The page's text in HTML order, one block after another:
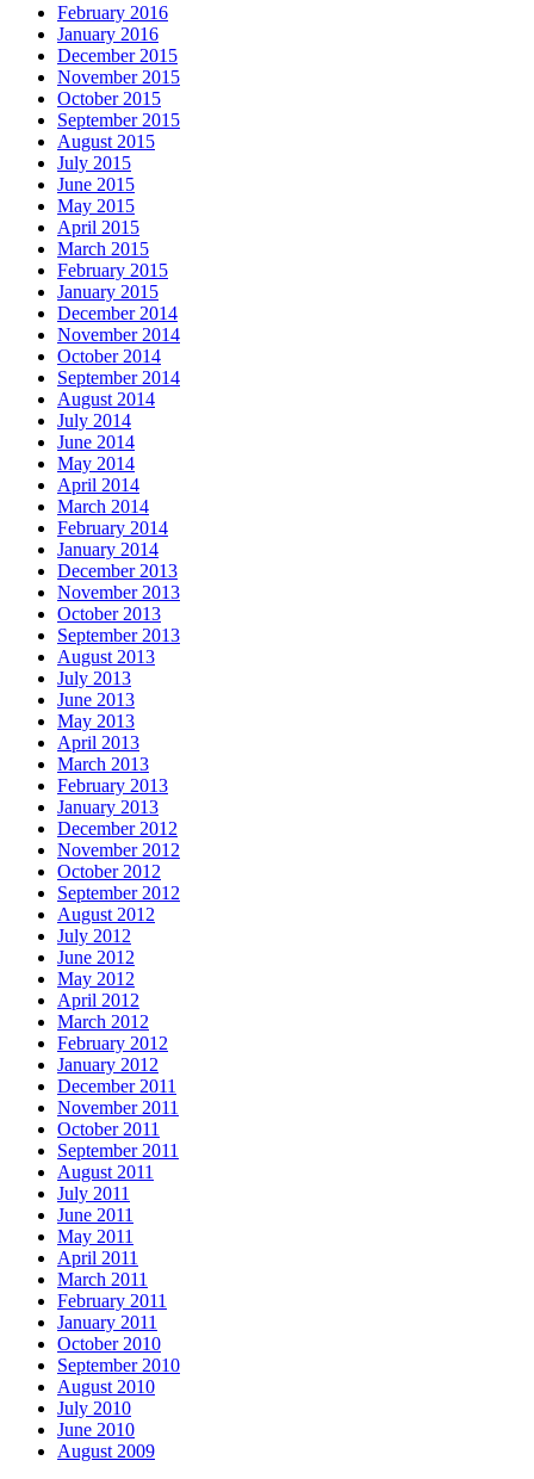
February 2016
January 2016
December 2015
November 2015
October 2015
September 2015
August 2015
July 2015
June 2015
May 2015
April 2015
March 2015
February 2015
January 2015
December 2014
November 2014
October 2014
September 2014
August 2014
July 2014
June 2014
May 2014
April 2014
March 2014
February 2014
January 2014
December 2013
November 2013
October 2013
September 2013
August 2013
July 2013
June 2013
May 2013
April 2013
March 2013
February 2013
January 2013
December 2012
November 2012
October 2012
September 2012
August 2012
July 2012
June 2012
May 2012
April 2012
March 2012
February 2012
January 2012
December 2011
November 2011
October 2011
September 2011
August 2011
July 2011
June 2011
May 2011
April 2011
March 2011
February 2011
January 2011
October 2010
September 2010
August 2010
July 2010
June 2010
August 2009